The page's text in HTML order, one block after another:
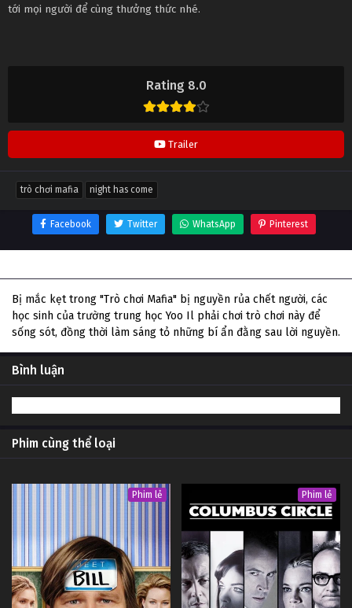
Rating 8.0
Trailer
tới mọi người để cùng thưởng thức nhé.
trò chơi mafia night has come
Facebook Twitter WhatsApp Pinterest
Bị mắc kẹt trong "Trò chơi Mafia" bị nguyền rủa chết người, các
học sinh của trường trung học Yoo Il phải chơi trò chơi này để
sống sót, đồng thời làm sáng tỏ những bí ẩn đằng sau lời nguyền.
Bình luận
Phim cùng thể loại
Phim lẻ Phim lẻ